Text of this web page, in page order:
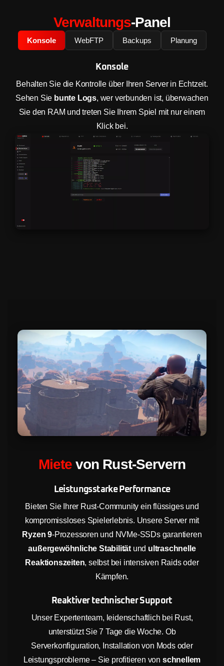
Verwaltungs-Panel
Konsole WebFTP Backups Planung
Konsole
Behalten Sie die Kontrolle über Ihren Server in Echtzeit.
Sehen Sie bunte Logs, wer verbunden ist, überwachen
Sie den RAM und treten Sie Ihrem Spiel mit nur einem
Klick bei.
Miete von Rust-Servern
Leistungsstarke Performance
Bieten Sie Ihrer Rust-Community ein flüssiges und
kompromissloses Spielerlebnis. Unsere Server mit
Ryzen 9-Prozessoren und NVMe-SSDs garantieren
außergewöhnliche Stabilität und ultraschnelle
Reaktionszeiten, selbst bei intensiven Raids oder
Kämpfen.
Reaktiver technischer Support
Unser Expertenteam, leidenschaftlich bei Rust,
unterstützt Sie 7 Tage die Woche. Ob
Serverkonfiguration, Installation von Mods oder
Leistungsprobleme – Sie profitieren von schnellem